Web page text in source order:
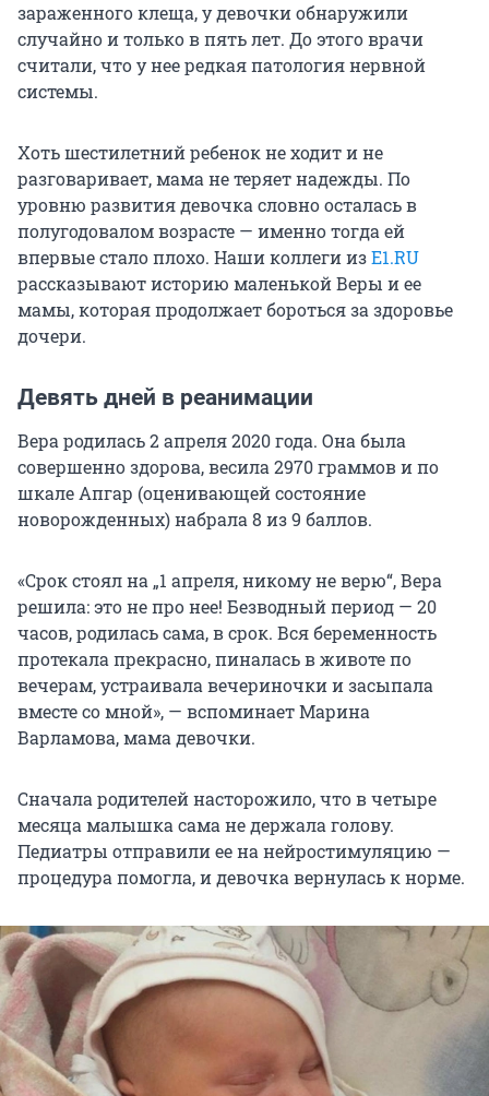
зараженного клеща, у девочки обнаружили
случайно и только в пять лет. До этого врачи
считали, что у нее редкая патология нервной
системы.
Хоть шестилетний ребенок не ходит и не
разговаривает, мама не теряет надежды. По
уровню развития девочка словно осталась в
полугодовалом возрасте — именно тогда ей
впервые стало плохо. Наши коллеги изE1.RU
рассказывают историю маленькой Веры и ее
мамы, которая продолжает бороться за здоровье
дочери.
Девять дней в реанимации
Вера родилась 2 апреля 2020 года. Она была
совершенно здорова, весила 2970 граммов и по
шкале Апгар (оценивающей состояние
новорожденных) набрала 8 из 9 баллов.
«Срок стоял на „1 апреля, никому не верю“, Вера
решила: это не про нее! Безводный период — 20
часов, родилась сама, в срок. Вся беременность
протекала прекрасно, пиналась в животе по
вечерам, устраивала вечериночки и засыпала
вместе со мной», — вспоминает Марина
Варламова, мама девочки.
Сначала родителей насторожило, что в четыре
месяца малышка сама не держала голову.
Педиатры отправили ее на нейростимуляцию —
процедура помогла, и девочка вернулась к норме.